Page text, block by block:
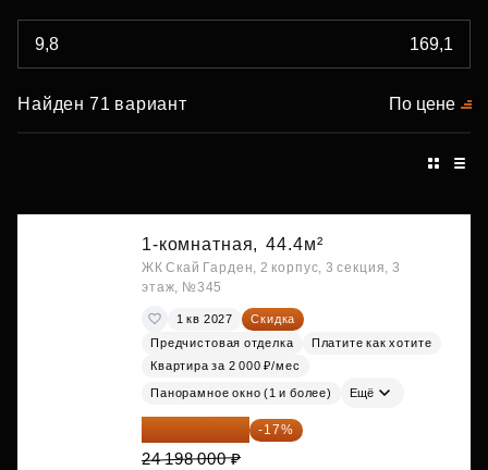
Найден 71 вариант По цене
1-комнатная, 44.4м²
ЖК Скай Гарден, 2 корпус, 3 секция, 3
этаж, №345
1 кв 2027
Скидка
Предчистовая отделка
Платите как хотите
Квартира за 2 000 ₽/мес
Панорамное окно (1 и более) Ещё
20 084 340 ₽ -17%
24 198 000 ₽